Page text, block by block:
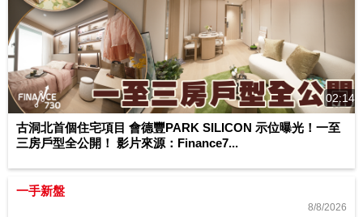
02:14
古洞北首個住宅項目 會德豐PARK SILICON 示位曝光！一至
三房戶型全公開！ 影片來源：Finance7...
一手新盤
8/8/2026